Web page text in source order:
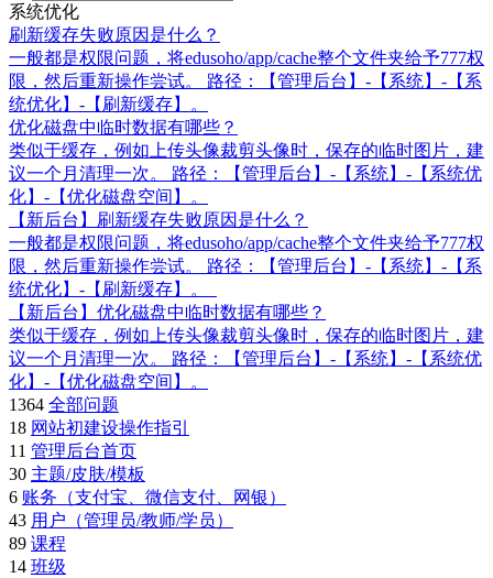
系统优化
刷新缓存失败原因是什么？
一般都是权限问题，将edusoho/app/cache整个文件夹给予777权
限，然后重新操作尝试。 路径：【管理后台】-【系统】-【系
统优化】-【刷新缓存】。
优化磁盘中临时数据有哪些？
类似于缓存，例如上传头像裁剪头像时，保存的临时图片，建
议一个月清理一次。 路径：【管理后台】-【系统】-【系统优
化】-【优化磁盘空间】。
【新后台】刷新缓存失败原因是什么？
一般都是权限问题，将edusoho/app/cache整个文件夹给予777权
限，然后重新操作尝试。 路径：【管理后台】-【系统】-【系
统优化】-【刷新缓存】。
【新后台】优化磁盘中临时数据有哪些？
类似于缓存，例如上传头像裁剪头像时，保存的临时图片，建
议一个月清理一次。 路径：【管理后台】-【系统】-【系统优
化】-【优化磁盘空间】。
1364 全部问题
18 网站初建设操作指引
11 管理后台首页
30 主题/皮肤/模板
6 账务（支付宝、微信支付、网银）
43 用户（管理员/教师/学员）
89 课程
14 班级